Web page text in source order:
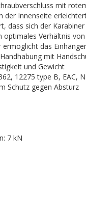
mit
der Innenseite
dass sich der
optimales Verhältnis
das
mit
und Gewicht
12275 type B, EAC,
Schutz gegen Absturz
7 kN